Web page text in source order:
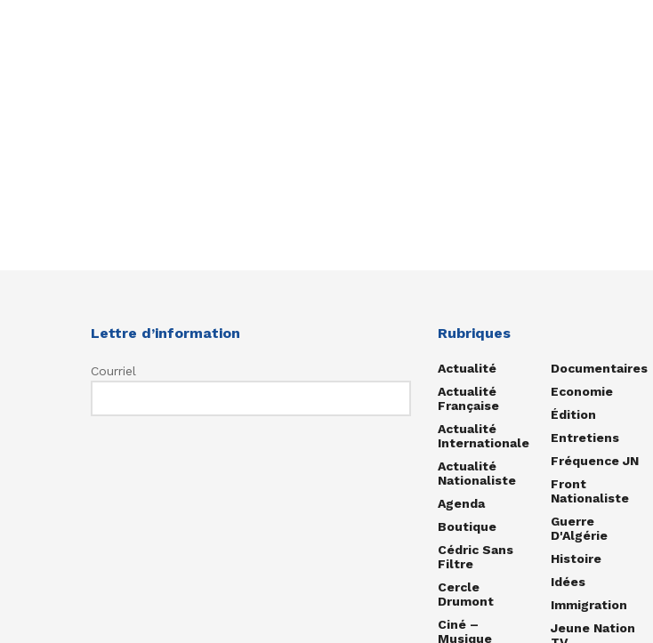
Lettre d’information
Courriel
Rubriques
Actualité
Actualité
Française
Actualité
Internationale
Actualité
Nationaliste
Agenda
Boutique
Cédric Sans
Filtre
Cercle
Drumont
Ciné –
Musique
Documentaires
Economie
Édition
Entretiens
Fréquence JN
Front
Nationaliste
Guerre
D'Algérie
Histoire
Idées
Immigration
Jeune Nation